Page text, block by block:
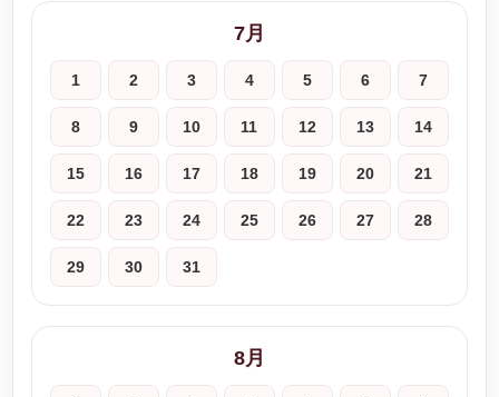
7月
1 2 3 4 5 6 7
8 9 10 11 12 13 14
15 16 17 18 19 20 21
22 23 24 25 26 27 28
29 30 31
8月